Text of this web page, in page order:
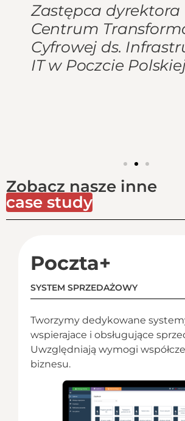
Zastępca dyrektora
Centrum
Cyfrowej ds.
IT w Poczcie
Zobacz nasze inne
case study
Poczta+
SYSTEM SPRZEDAŻOWY
Tworzymy dedykowane
wspierajace i obsługujące
Uwzględniają wymogi
biznesu.